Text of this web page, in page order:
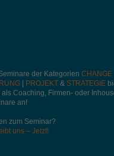
der Kategorien CHANGE
PROJEKT & STRATEGIE
als Coaching, Firmen- oder
an!
zum Seminar?
uns – Jetzt!